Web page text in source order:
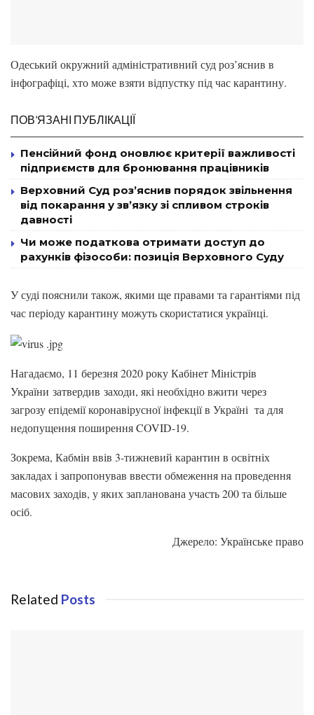
Одеський окружний адміністративний суд роз’яснив в
інфографіці, хто може взяти відпустку під час карантину.
ПОВ’ЯЗАНІ ПУБЛІКАЦІЇ
Пенсійний фонд оновлює критерії важливості
підприємств для бронювання працівників
Верховний Суд роз’яснив порядок звільнення
від покарання у зв’язку зі спливом строків
давності
Чи може податкова отримати доступ до
рахунків фізособи: позиція Верховного Суду
У суді пояснили також, якими ще правами та гарантіями під
час періоду карантину можуть скористатися українці.
Нагадаємо, 11 березня 2020 року Кабінет Міністрів
України затвердив заходи, які необхідно вжити через
загрозу епідемії коронавірусної інфекції в Україні та для
недопущення поширення COVID-19.
Зокрема, Кабмін ввів 3-тижневий карантин в освітніх
закладах і запропонував ввести обмеження на проведення
масових заходів, у яких запланована участь 200 та більше
осіб.
Джерело: Українське право
Related Posts